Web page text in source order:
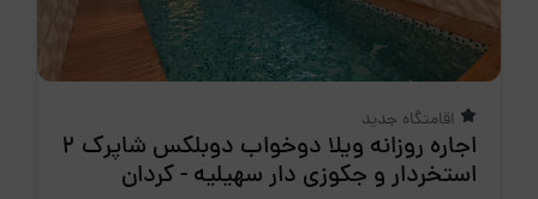
اقامتگاه جدید
اجاره روزانه ویلا دوخواب دوبلکس شاپرک 2
استخردار و جکوزی دار سهیلیه - کردان